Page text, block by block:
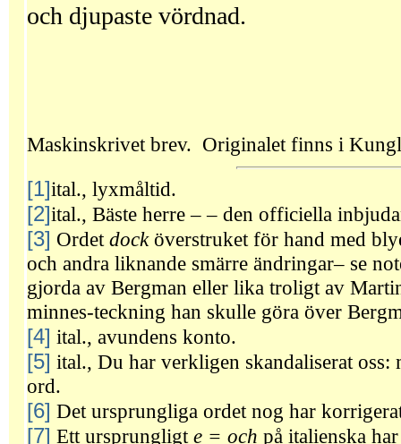
och djupaste vördnad.
Maskinskrivet brev. Originalet finns i
[1]ital., lyxmåltid.
[2]ital., Bäste herre – – den officiella
[3] Ordet docköverstruket för hand med
och andra liknande smärre ändringar– se
gjorda av Bergman eller lika troligt av
minnes-teckning han skulle göra över
[4] ital., avundens konto.
[5] ital., Du har verkligen skandaliserat
ord.
[6] Det ursprungliga ordet nog har
[7] Ett ursprungligt e = och på italienska